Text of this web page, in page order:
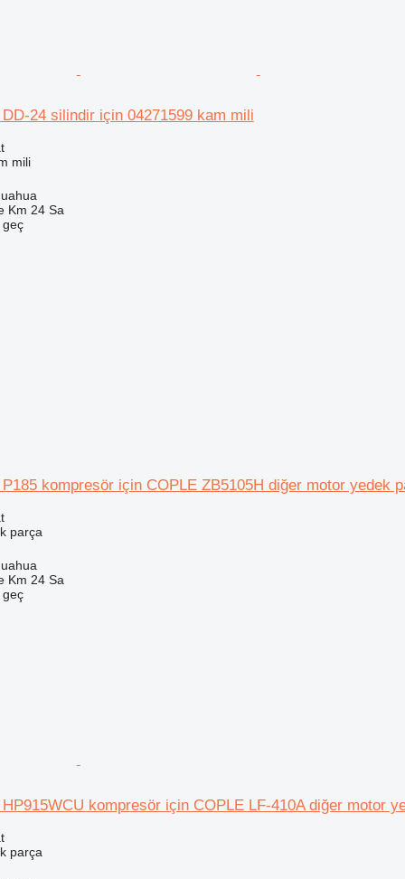
24 silindir için 04271599 kam mili
mili
Km 24 Sa
geç
kompresör için COPLE ZB5105H diğer motor yedek
parça
Km 24 Sa
geç
kompresör için COPLE LF-410A diğer motor
parça